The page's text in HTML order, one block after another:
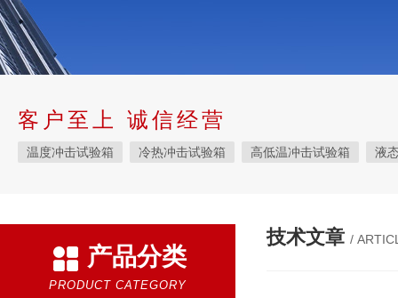
客户至上 诚信经营
温度冲击试验箱 冷热冲击试验箱 高低温冲击试验箱 液
霉菌试验箱 应力筛选试验箱 IPX9K淋雨箱 温湿度检定箱
盐雾试验箱 老化试验箱
产品分类
PRODUCT CATEGORY
技术文章 /